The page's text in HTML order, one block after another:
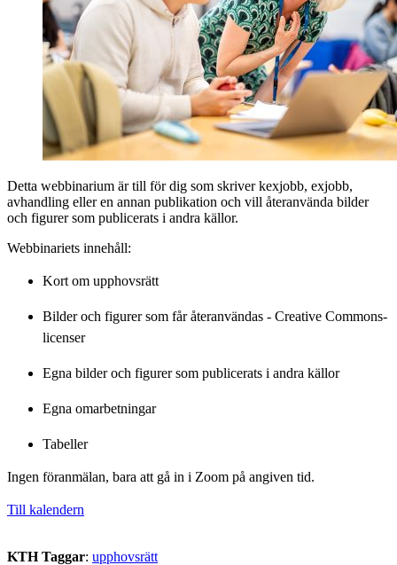
Detta webbinarium är till för dig som skriver kexjobb, exjobb,
avhandling eller en annan publikation och vill återanvända bilder
och figurer som publicerats i andra källor.
Webbinariets innehåll:
Kort om upphovsrätt
Bilder och figurer som får återanvändas - Creative Commons-
licenser
Egna bilder och figurer som publicerats i andra källor
Egna omarbetningar
Tabeller
Ingen föranmälan, bara att gå in i Zoom på angiven tid.
Till kalendern
KTH Taggar: upphovsrätt